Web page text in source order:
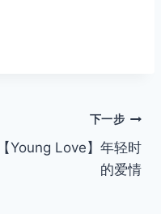
下一步
【Young Love】年轻时
的爱情